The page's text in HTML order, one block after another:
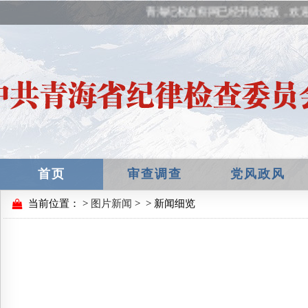
青海纪检监察网已经升级改版，欢迎
首页 审查调查 党风政风
当前位置： > 图片新闻 > > 新闻细览